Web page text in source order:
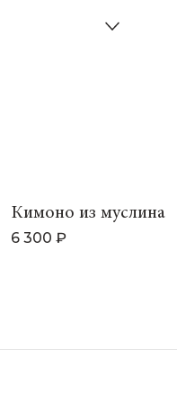
Кимоно из муслина
6 300 ₽